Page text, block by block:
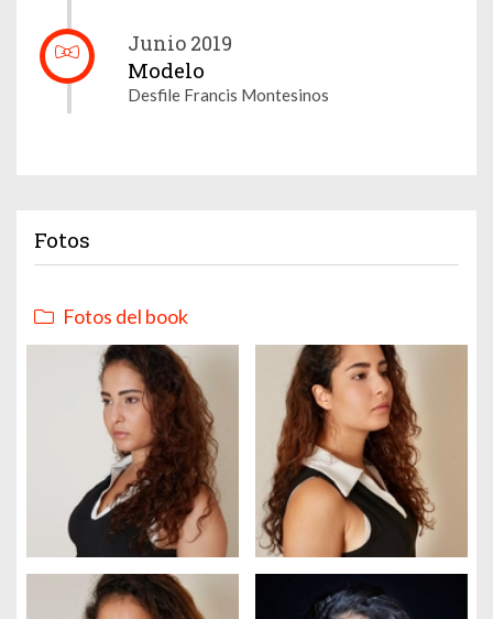
Junio 2019
Modelo
Desfile Francis Montesinos
Fotos
Fotos del book